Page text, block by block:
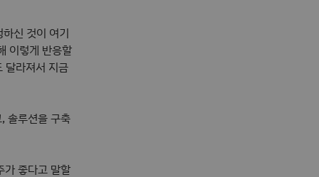
신 것이 여기
이렇게 반응할
달라져서 지금
솔루션을 구축
가 좋다고 말할